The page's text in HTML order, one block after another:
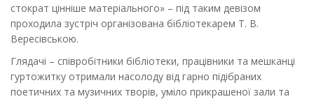
стократ цінніше матеріального» – під таким девізом
проходила зустріч організована бібліотекарем Т. В.
Вересівською.
Глядачі – співробітники бібліотеки, працівники та мешканці
гуртожитку отримали насолоду від гарно підібраних
поетичних та музичних творів, уміло прикрашеної зали та